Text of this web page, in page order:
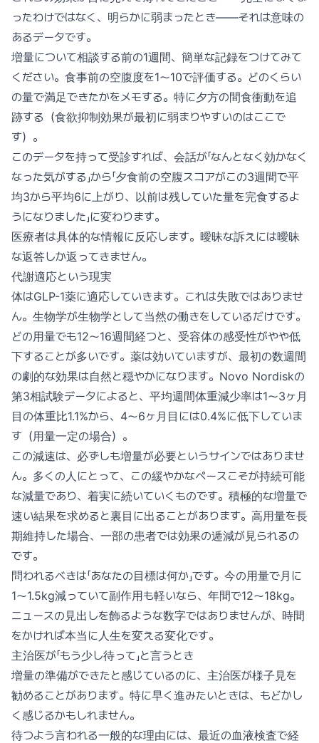
ったわけではなく、明らかに弱まったとき——それは意味の
あるデータです。
増量について相談する前の1週間、簡単な記録をつけてみて
ください。食事前の空腹度を1〜10で評価する。どのくらい
の量で満足できたかをメモする。特に夕方の間食衝動を追
跡する（食欲抑制効果が最初に弱まりやすいのはここで
す）。
このデータを持って受診すれば、会話が「なんとなく効かなく
なった気がする」から「夕食前の空腹スコアがこの3週間で平
均3から平均6に上がり、以前は残していた量を完食するよ
うになりました」に変わります。
医療者は具体的な情報に反応します。曖昧な訴えには曖昧
な返答しか返ってきません。
代謝適応という現実
体はGLP-1薬に適応していきます。これは失敗ではありませ
ん。生物学が生物学として当然の働きをしているだけです。
どの用量でも12〜16週間経つと、受容体の感受性がやや低
下することが多いです。薬は効いていますが、最初の数週間
の劇的な効果は自然と穏やかになります。Novo Nordiskの
第3相試験データによると、平均週間体重減少率は1〜3ヶ月
目の体重比1.1%から、4〜6ヶ月目には0.4%に低下していま
す（用量一定の場合）。
この減速は、必ずしも増量が必要というサインではありませ
ん。多くの人にとって、この緩やかなペースこそが持続可能
な減量であり、着実に続いていくものです。積極的な増量で
速い結果を求めると裏目に出ることがあります。高用量を長
期維持した場合、一部の患者では効果の逓減が見られるの
です。
問われるべきは「あなたの目標は何か」です。今の用量で月に
1〜1.5kg減っていて副作用も軽いなら、年間で12〜18kg。
ニュースの見出しを飾るような数字ではありませんが、時間
をかければ本当に人生を変える変化です。
主治医が「もう少し待って」と言うとき
増量の準備ができたと感じているのに、主治医が様子見を
勧めることがあります。特に早く進みたいときは、もどかし
く感じるかもしれません。
待つよう言われる一般的な理由には、最近の血液検査で経